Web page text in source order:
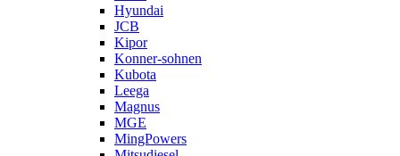
Hyundai
JCB
Kipor
Konner-sohnen
Kubota
Leega
Magnus
MGE
MingPowers